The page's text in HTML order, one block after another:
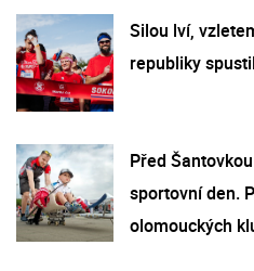
Silou lví,
republiky
Před
sportovní den.
olomouckých